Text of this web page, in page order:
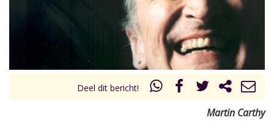
Deel dit bericht!
Martin Carthy